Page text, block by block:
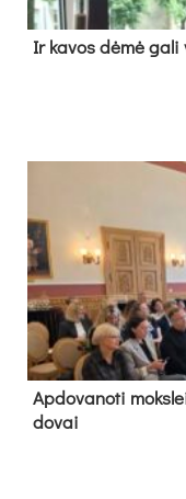
Ir ka­vos dė­mė
Ap­do­va­no­ti
do­vai